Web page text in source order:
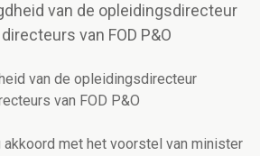
van de opleidingsdirecteur
van FOD P&O
van de opleidingsdirecteur
van FOD P&O
akkoord met het voorstel van minister